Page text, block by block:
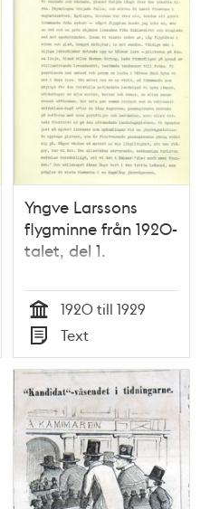
Yngve Larssons
flygminne från 1920-
talet, del 1.
Tid
1920 till 1929
Typ
Text